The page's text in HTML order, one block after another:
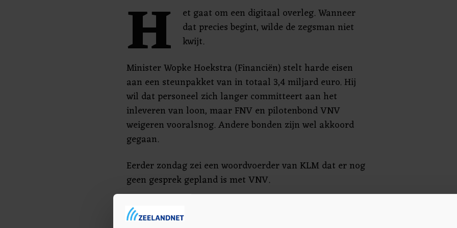
H
et gaat om een digitaal overleg. Wanneer
dat precies begint, wilde de zegsman niet
kwijt.
Minister Wopke Hoekstra (Financiën) stelt harde eisen
aan een steunpakket van in totaal 3,4 miljard euro. Hij
wil dat personeel zich langer committeert aan het
inleveren van loon, maar FNV en pilotenbond VNV
weigeren vooralsnog. Andere bonden zijn wel akkoord
gegaan.
Eerder zondag zei een woordvoerder van KLM dat er nog
geen gesprek gepland is met VNV.
Minister Wopke Hoekstra (Financiën) wil dat vliegers
genoegen nemen met een loonmatiging tot 2025, als